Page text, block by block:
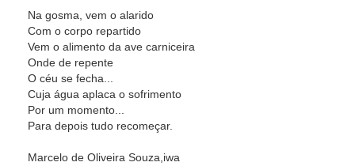
Na gosma, vem o alarido
Com o corpo repartido
Vem o alimento da ave carniceira
Onde de repente
O céu se fecha...
Cuja água aplaca o sofrimento
Por um momento...
Para depois tudo recomeçar.
Marcelo de Oliveira Souza,iwa